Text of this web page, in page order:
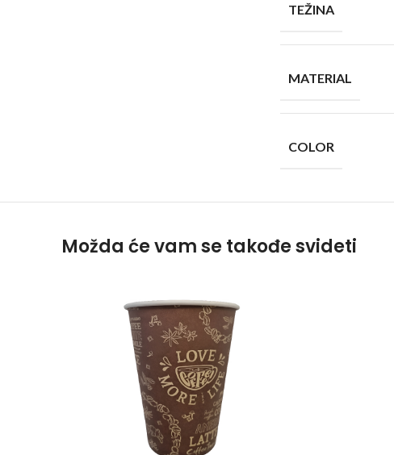
TEŽINA
MATERIAL
COLOR
Možda će vam se takođe svideti